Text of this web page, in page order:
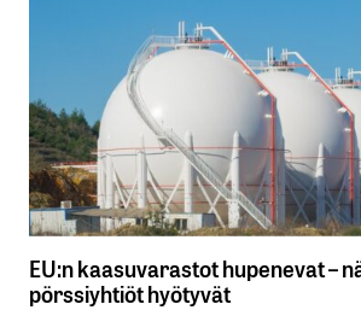
EU:n kaasuvarastot hupenevat –
pörssiyhtiöt hyötyvät